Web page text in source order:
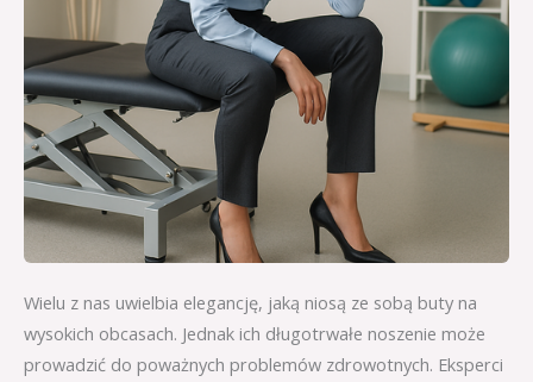
Wielu z nas uwielbia elegancję, jaką niosą ze sobą buty na
wysokich obcasach. Jednak ich długotrwałe noszenie może
prowadzić do poważnych problemów zdrowotnych. Eksperci